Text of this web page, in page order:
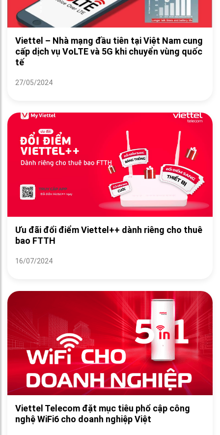
Viettel – Nhà mạng đầu tiên tại Việt Nam cung
cấp dịch vụ VoLTE và 5G khi chuyển vùng quốc
tế
27/05/2024
Ưu đãi đổi điểm Viettel++ dành riêng cho thuê
bao FTTH
16/07/2024
Viettel Telecom đặt mục tiêu phổ cập công
nghệ WiFi6 cho doanh nghiệp Việt